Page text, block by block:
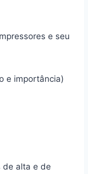
e seu
e importância)
de alta e de